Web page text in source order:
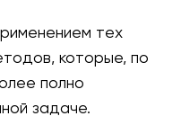
тех
которые, по
полно
задаче.